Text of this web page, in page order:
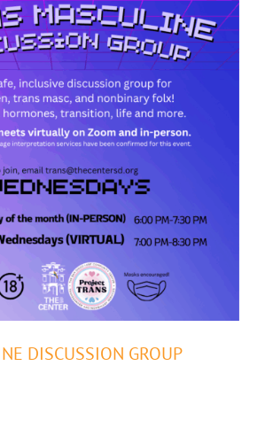
DISCUSSION GROUP